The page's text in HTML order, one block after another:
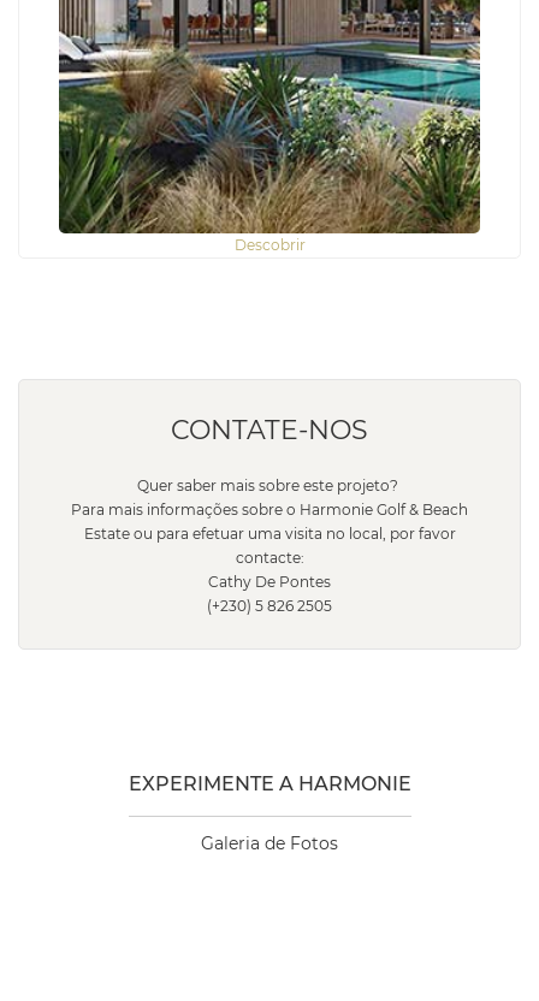
Descobrir
CONTATE-NOS
Quer saber mais sobre este projeto?
Para mais informações sobre o Harmonie Golf & Beach
Estate ou para efetuar uma visita no local, por favor
contacte:
Cathy De Pontes
(+230) 5 826 2505
EXPERIMENTE A HARMONIE
Galeria de Fotos